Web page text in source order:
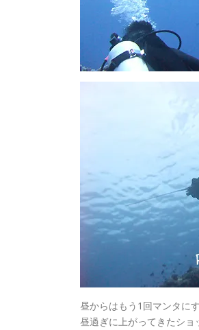
昼からはもう1回マンタに
昼過ぎに上がってきたシ